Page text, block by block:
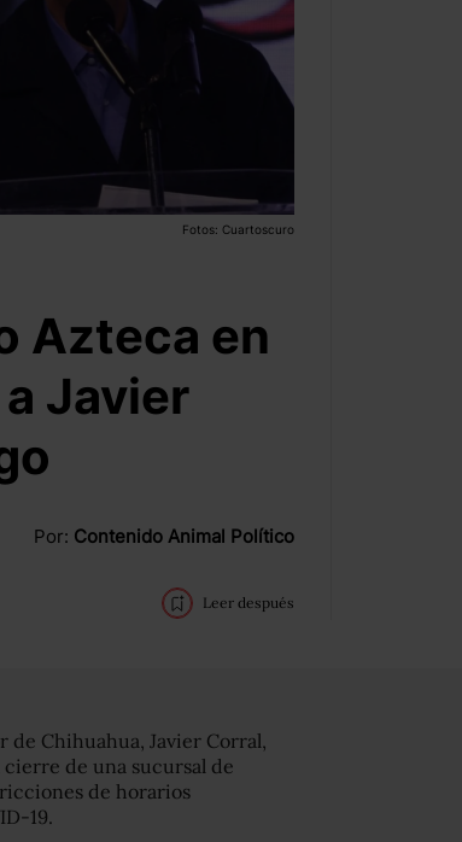
Fotos: Cuartoscuro
Azteca en
Javier
Por: Contenido Animal Político
Leer después
de Chihuahua, Javier Corral,
de una sucursal de
de horarios
19.